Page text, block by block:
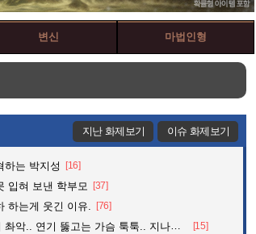
변신 마법인형
지난 화제보기 이슈 화제보기
하는 박지성 [16]
입혀 보낸 학부모 [37]
하는게 웃긴 이유. [76]
.. 연기 뚫고는 가슴 툭툭.. 지나가던 아재의 정체 [15]